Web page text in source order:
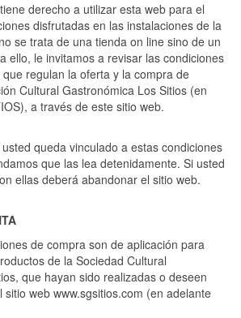
derecho a utilizar esta web para el
disfrutadas en las instalaciones de la
se trata de una tienda on line sino de un
ello, le invitamos a revisar las condiciones
regulan la oferta y la compra de
Cultural Gastronómica Los Sitios (en
a través de este sitio web.
queda vinculado a estas condiciones
que las lea detenidamente. Si usted
ellas deberá abandonar el sitio web.
de compra son de aplicación para
de la Sociedad Cultural
que hayan sido realizadas o deseen
web www.sgsitios.com (en adelante